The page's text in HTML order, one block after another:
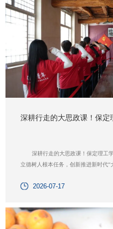
深耕行走的大思政课！保定
深耕行走的大思政课！保定理工
立德树人根本任务，创新推进新时代“
融合，7月2026-07-17